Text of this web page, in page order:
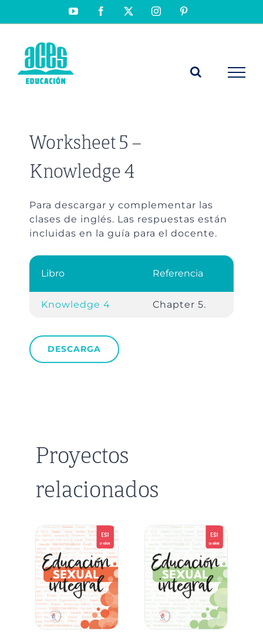
YouTubeFacebook Instagram
Worksheet 5 –
Knowledge 4
Para descargar y complementar las
clases de inglés. Las respuestas están
incluidas en la guía para el docente.
Libro Referencia
Knowledge 4 Chapter 5.
DESCARGA
Proyectos
relacionados